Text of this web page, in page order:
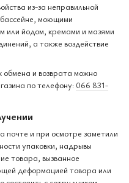
из-за неправильной
бассейне, моющими
или йодом, кремами и мазями
а также воздействие
и возврата можно
по телефону: 066 831-
почте и при осмотре заметили
упаковки, надрывы
товара, вызванное
деформацией товара или